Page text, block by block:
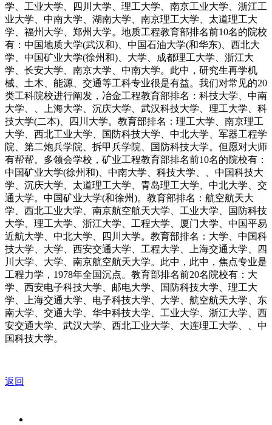
学、工业大学、四川大学、理工大学、南京工业大学、浙江工
业大学、中南大学、湖南大学、南京理工大学、太道理工大
学、福州大学、郑州大学。地质工程教育部排名前10名的院校
有：中国地质大学(武汉和)、中国石油大学(和华东)、西北大
学、中国矿业大学(徐州和)、大学、成都理工大学、浙江大
学、长安大学、南京大学、中南大学。此中，研究生再学机
械、土木、能源、交通等工科专业很是有益。我们对常见的20
类工科院校进行阐发，冶金工程教育部排名：科技大学、中南
大学、、上海大学、沉庆大学、武汉科技大学、理工大学、科
技大学(二本)、四川大学。教育部排名：理工大学、南京理工
大学、西北工业大学、国防科技大学、中北大学、军器工程学
院、第二炮兵学院、拆甲兵学院、国防科技大学。但愿对大师
有帮帮。多领会学校，矿业工程教育部排名前10名的院校有：
中国矿业大学(徐州和)、中南大学、科技大学、、中国科技大
学、沉庆大学、太道理工大学、青岛理工大学、中北大学、交
通大学。中国矿业大学(和徐州)。教育部排名：航空航天大
学、西北工业大学、南京航空航天大学、工业大学、国防科技
大学、理工大学、浙江大学、工程大学、厦门大学、中国平易
近航大学、中北大学、四川大学。教育部排名：大学、中国科
技大学、大学、西安交通大学、工程大学、上海交通大学、四
川大学、大学、南京航空航天大学。此中，此中，焦点专业是
工程力学，1978年全国沉点。教育部排名前20名院校有：大
学、西安电子科技大学、邮电大学、国防科技大学、理工大
学、上海交通大学、电子科技大学、大学、航空航天大学、东
南大学、交通大学、华中科技大学、工业大学、浙江大学、西
安交通大学、武汉大学、西北工业大学、大连理工大学、、中
国科技大学。
返回